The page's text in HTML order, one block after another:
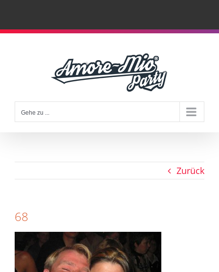
Zum
Gehe zu ...
Zurück
68